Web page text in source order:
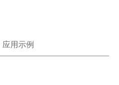
应用示例